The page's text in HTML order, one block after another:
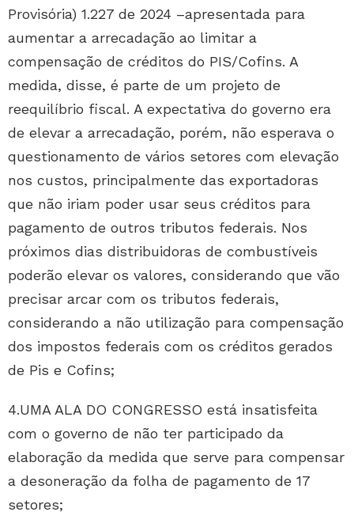
Provisória) 1.227 de 2024 –apresentada para
aumentar a arrecadação ao limitar a
compensação de créditos do PIS/Cofins. A
medida, disse, é parte de um projeto de
reequilíbrio fiscal. A expectativa do governo era
de elevar a arrecadação, porém, não esperava o
questionamento de vários setores com elevação
nos custos, principalmente das exportadoras
que não iriam poder usar seus créditos para
pagamento de outros tributos federais. Nos
próximos dias distribuidoras de combustíveis
poderão elevar os valores, considerando que vão
precisar arcar com os tributos federais,
considerando a não utilização para compensação
dos impostos federais com os créditos gerados
de Pis e Cofins;
4.UMA ALA DO CONGRESSO está insatisfeita
com o governo de não ter participado da
elaboração da medida que serve para compensar
a desoneração da folha de pagamento de 17
setores;